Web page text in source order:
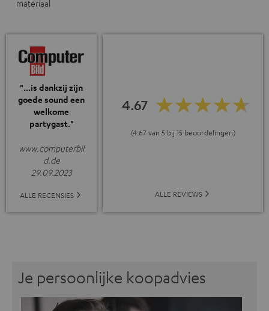
materiaal
"...is dankzij zijn
goede sound een
welkome
partygast."
www.computerbil
d.de
29.09.2023
ALLE RECENSIES
4.67
(4.67 van 5 bij 15 beoordelingen)
ALLE REVIEWS
Je persoonlijke koopadvies